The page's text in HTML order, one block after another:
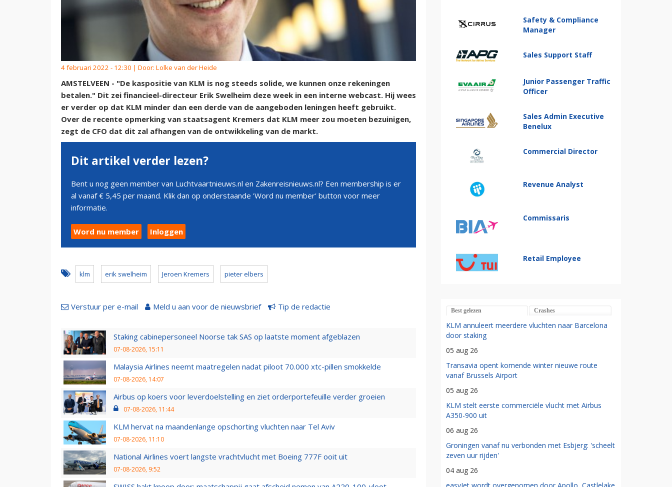
4 februari 2022 - 12:30 | Door: Lolke van der Heide
AMSTELVEEN - "De kaspositie van KLM is nog steeds solide, we kunnen onze rekeningen
betalen." Dit zei financieel-directeur Erik Swelheim deze week in een interne webcast. Hij wees
er verder op dat KLM minder dan een derde van de aangeboden leningen heeft gebruikt.
Over de recente opmerking van staatsagent Kremers dat KLM meer zou moeten bezuinigen,
zegt de CFO dat dit zal afhangen van de ontwikkeling van de markt.
Dit artikel verder lezen?
Bent u nog geen member van Luchtvaartnieuws.nl en Zakenreisnieuws.nl? Een membership is er
al vanaf € 5,45 per maand. Klik dan op onderstaande 'Word nu member' button voor meer
informatie.
Word nu member Inloggen
klm erik swelheim Jeroen Kremers pieter elbers
Verstuur per e-mail Meld u aan voor de nieuwsbrief Tip de redactie
Staking cabinepersoneel Noorse tak SAS op laatste moment afgeblazen
07-08-2026, 15:11
Malaysia Airlines neemt maatregelen nadat piloot 70.000 xtc-pillen smokkelde
07-08-2026, 14:07
Airbus op koers voor leverdoelstelling en ziet orderportefeuille verder groeien
07-08-2026, 11:44
KLM hervat na maandenlange opschorting vluchten naar Tel Aviv
07-08-2026, 11:10
National Airlines voert langste vrachtvlucht met Boeing 777F ooit uit
07-08-2026, 9:52
Safety & Compliance
Manager
Sales Support Staff
Junior Passenger Traffic
Officer
Sales Admin Executive
Benelux
Commercial Director
Revenue Analyst
Commissaris
Retail Employee
Best gelezen Crashes
KLM annuleert meerdere vluchten naar Barcelona
door staking
05 aug 26
Transavia opent komende winter nieuwe route
vanaf Brussels Airport
05 aug 26
KLM stelt eerste commerciële vlucht met Airbus
A350-900 uit
06 aug 26
Groningen vanaf nu verbonden met Esbjerg: 'scheelt
zeven uur rijden'
04 aug 26